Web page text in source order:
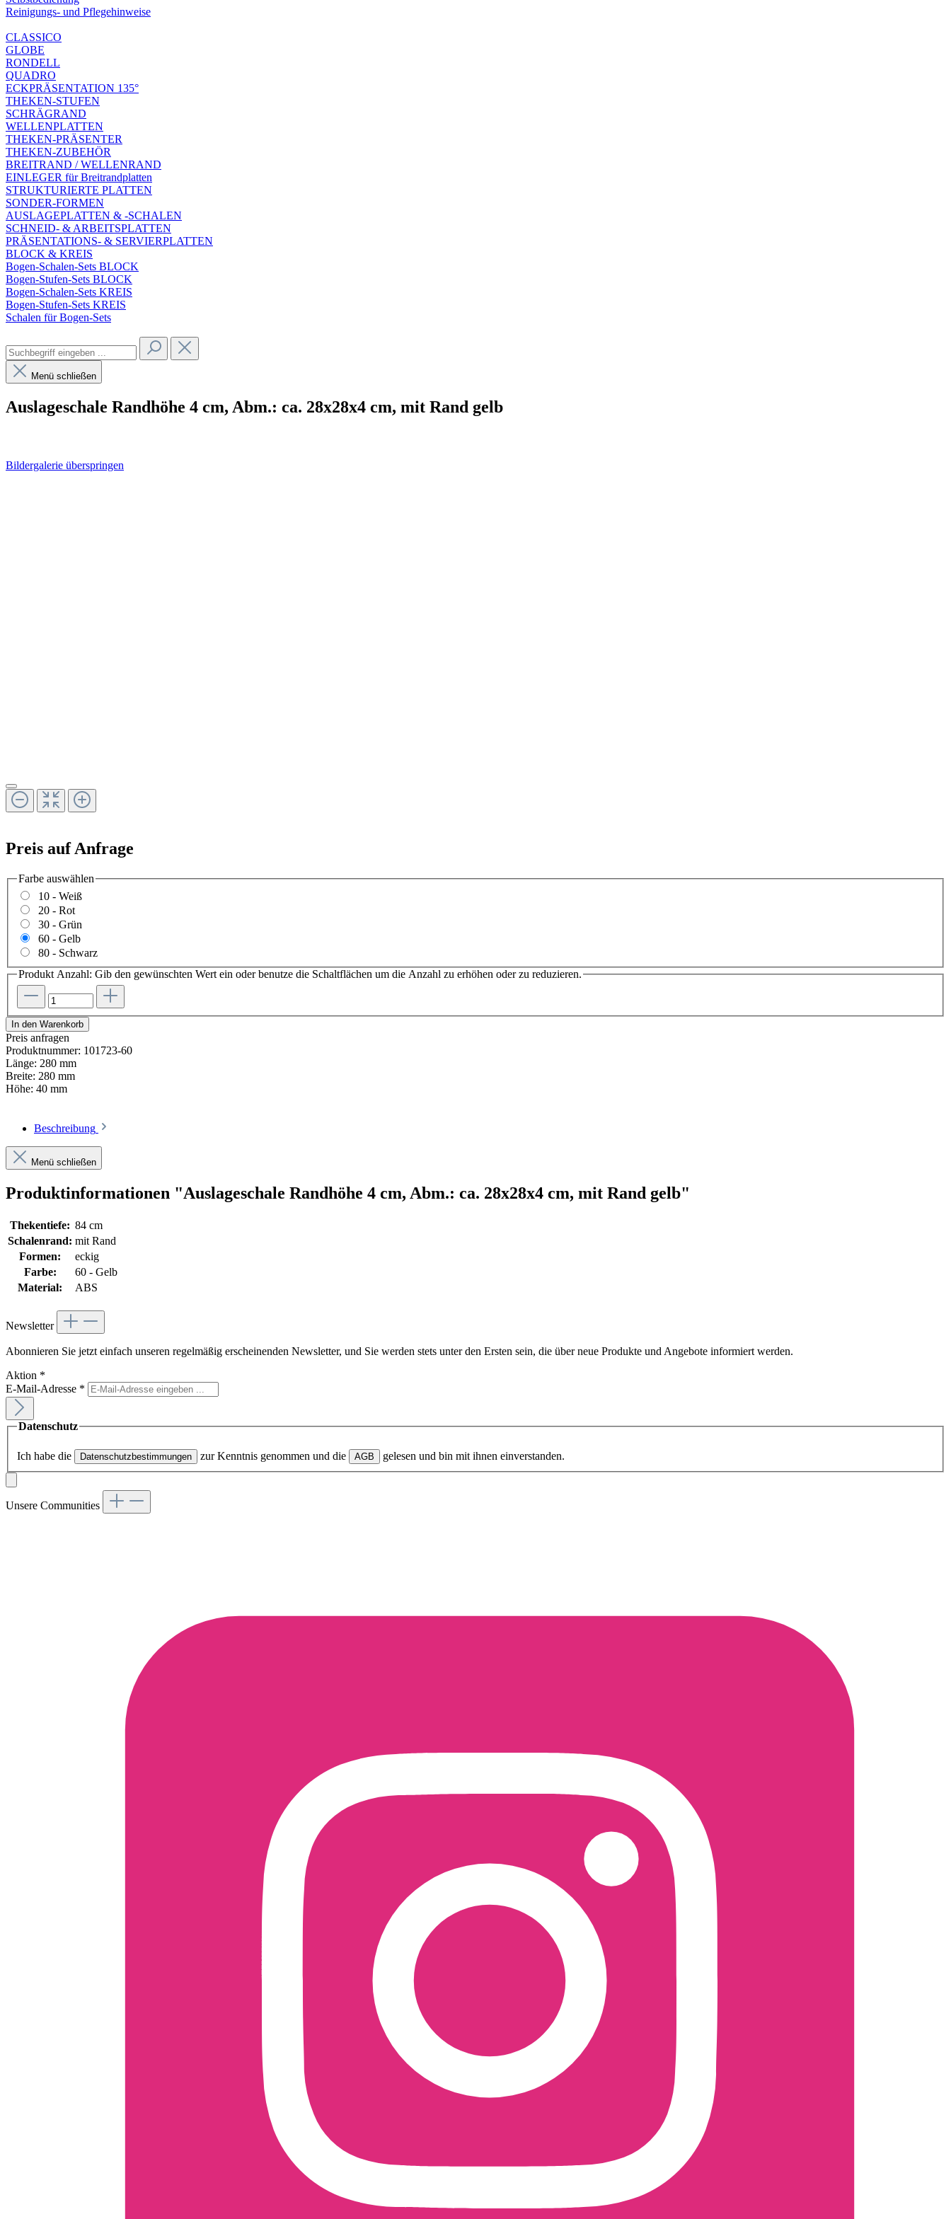
Reinigungs- und Pflegehinweise
CLASSICO
GLOBE
RONDELL
QUADRO
ECKPRÄSENTATION 135°
THEKEN-STUFEN
SCHRÄGRAND
WELLENPLATTEN
THEKEN-PRÄSENTER
THEKEN-ZUBEHÖR
BREITRAND / WELLENRAND
EINLEGER für Breitrandplatten
STRUKTURIERTE PLATTEN
SONDER-FORMEN
AUSLAGEPLATTEN & -SCHALEN
SCHNEID- & ARBEITSPLATTEN
PRÄSENTATIONS- & SERVIERPLATTEN
BLOCK & KREIS
Bogen-Schalen-Sets BLOCK
Bogen-Stufen-Sets BLOCK
Bogen-Schalen-Sets KREIS
Bogen-Stufen-Sets KREIS
Schalen für Bogen-Sets
Menü schließen
Auslageschale Randhöhe 4 cm, Abm.: ca. 28x28x4 cm, mit Rand gelb
Bildergalerie überspringen
Preis auf Anfrage
Farbe auswählen
10 - Weiß
20 - Rot
30 - Grün
60 - Gelb
80 - Schwarz
Produkt Anzahl: Gib den gewünschten Wert ein oder benutze die Schaltflächen um die Anzahl zu erhöhen oder zu reduzieren.
In den Warenkorb
Preis anfragen
Produktnummer: 101723-60
Länge: 280 mm
Breite: 280 mm
Höhe: 40 mm
Beschreibung
Menü schließen
Produktinformationen "Auslageschale Randhöhe 4 cm, Abm.: ca. 28x28x4 cm, mit Rand gelb"
Thekentiefe: 84 cm
Schalenrand: mit Rand
Formen:
eckig
Farbe:
60 - Gelb
Material:
ABS
Newsletter
Abonnieren Sie jetzt einfach unseren regelmäßig erscheinenden Newsletter, und Sie werden stets unter den Ersten sein, die über neue Produkte und Angebote informiert werden.
Aktion *
E-Mail-Adresse *
Datenschutz
Ich habe die Datenschutzbestimmungen zur Kenntnis genommen und die AGB gelesen und bin mit ihnen einverstanden.
Unsere Communities